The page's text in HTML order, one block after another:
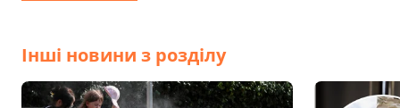
Інші новини з розділу